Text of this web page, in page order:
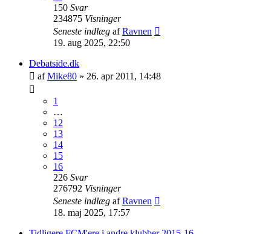
150 Svar
234875 Visninger
Seneste indlæg afRavnen
19. aug 2025, 22:50
Debatside.dk
afMike80 » 26. apr 2011, 14:48
1
…
12
13
14
15
16
226 Svar
276792 Visninger
Seneste indlæg afRavnen
18. maj 2025, 17:57